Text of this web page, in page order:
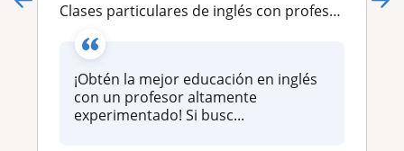
Clases particulares de inglés con profesor nativo Americano
¡Obtén la mejor educación en inglés
con un profesor altamente
experimentado! Si busc...